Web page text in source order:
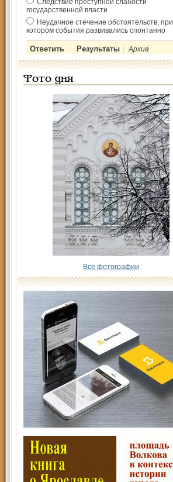
Следствие преступной слабости
государственной власти
Неудачное стечение обстоятельств, при
котором события развивались спонтанно
Архив
Фото дня
Все фотографии